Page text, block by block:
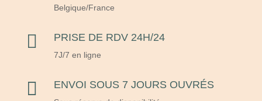
Belgique/France
 PRISE DE RDV 24H/24
7J/7 en ligne
 ENVOI SOUS 7 JOURS OUVRÉS